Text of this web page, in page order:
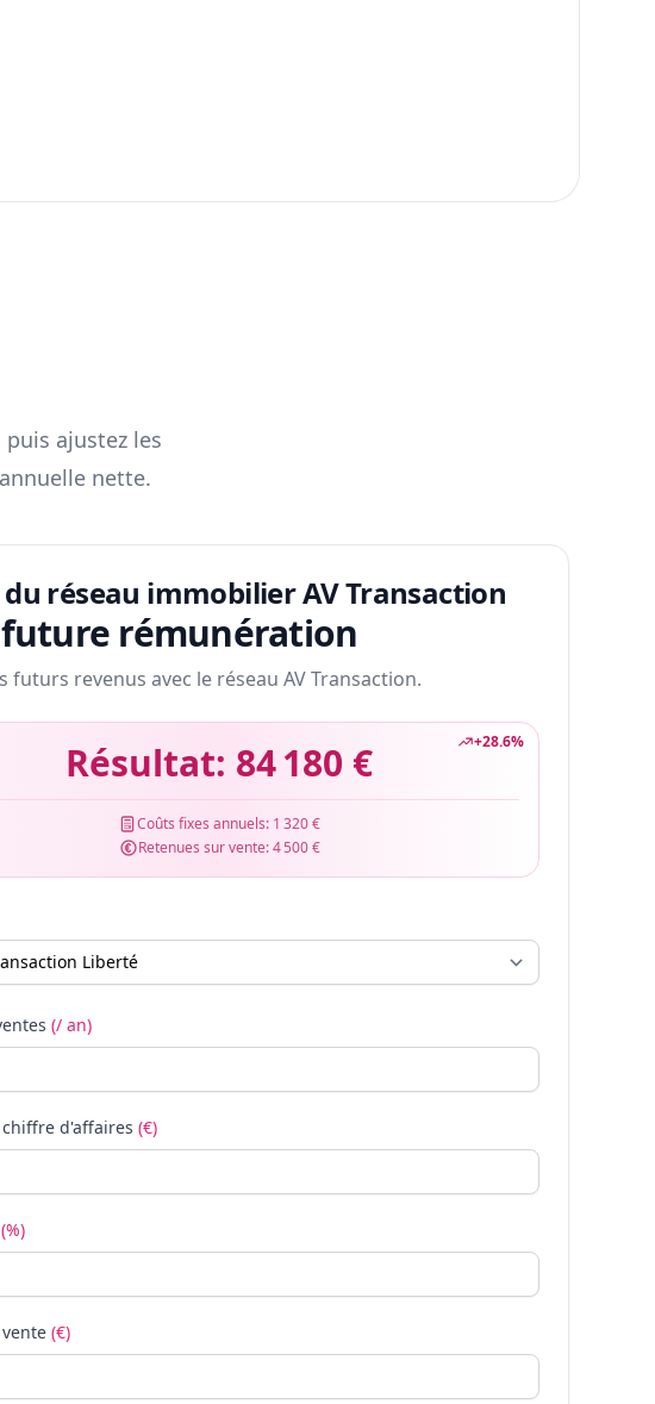
ajustez les
nette.
réseau immobilier AV Transaction
rémunération
futurs revenus avec le réseau AV Transaction.
+28.6%
Résultat: 84 180 €
Coûts fixes annuels: 1 320 €
Retenues sur vente:4 500 €
(/ an)
d'affaires (€)
(%)
(€)